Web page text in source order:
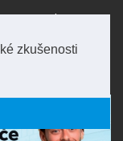
zkušenosti
na trhu